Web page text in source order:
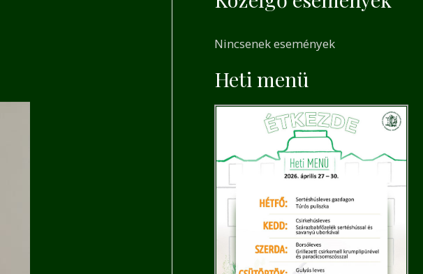
c
h
Nincsenek események
Heti menü